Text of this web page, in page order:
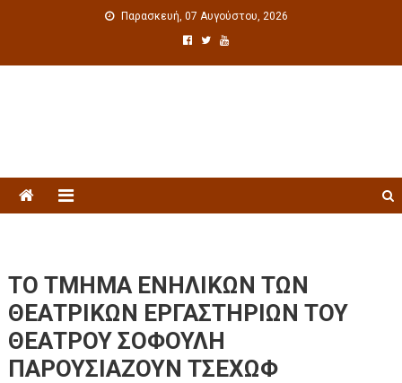
Παρασκευή, 07 Αυγούστου, 2026
TΟ ΤΜΗΜΑ ΕΝΗΛΙΚΩΝ ΤΩΝ
ΘΕΑΤΡΙΚΩΝ ΕΡΓΑΣΤΗΡΙΩΝ ΤΟΥ
ΘΕΑΤΡΟΥ ΣΟΦΟΥΛΗ
ΠΑΡΟΥΣΙΑΖΟΥΝ ΤΣΕΧΩΦ